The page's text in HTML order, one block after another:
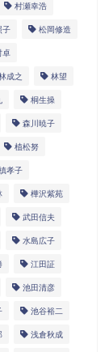
村瀬幸浩
子 松岡修造
卓
成之 林望
桐生操
森川暁子
植松努
孝子
樺沢紫苑
武田信夫
水島広子
江田証
池田清彦
池谷裕二
浅倉秋成